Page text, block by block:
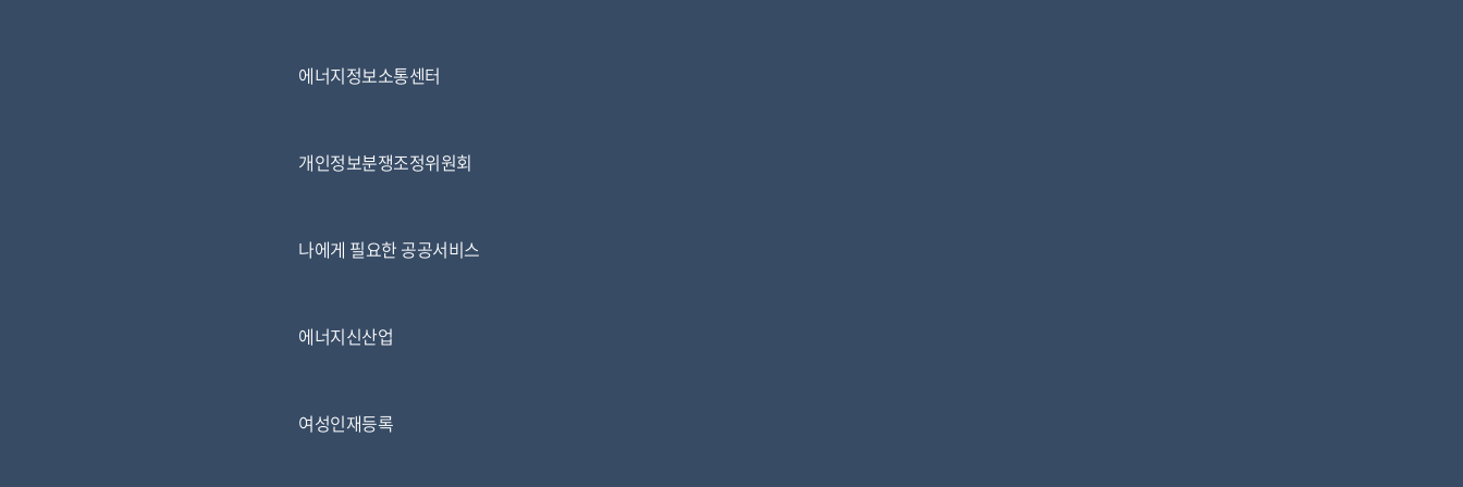
에너지정보소통센터
개인정보분쟁조정위원회
나에게 필요한 공공서비스
에너지신산업
여성인재등록